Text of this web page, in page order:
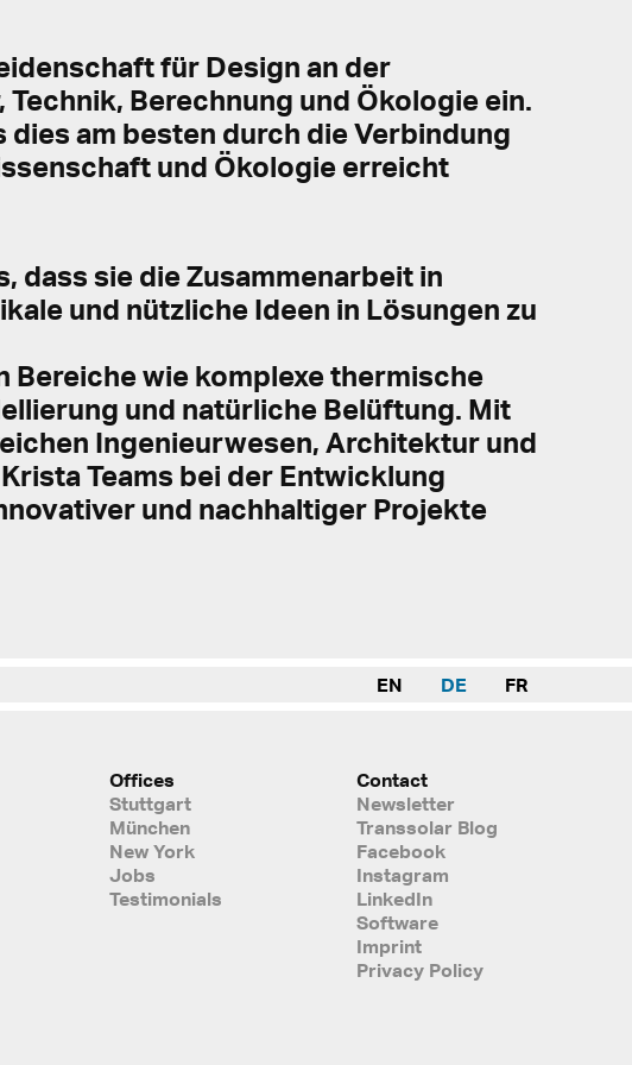
für Design an der
Berechnung und Ökologie ein.
am besten durch die Verbindung
und Ökologie erreicht
dass sie die Zusammenarbeit in
und nützliche Ideen in Lösungen zu
Bereiche wie komplexe thermische
und natürliche Belüftung. Mit
Ingenieurwesen, Architektur und
Teams bei der Entwicklung
und nachhaltiger Projekte
EN DE FR
Offices
Stuttgart
München
New York
Jobs
Testimonials
Contact
Newsletter
Transsolar Blog
Facebook
Instagram
LinkedIn
Software
Imprint
Privacy Policy